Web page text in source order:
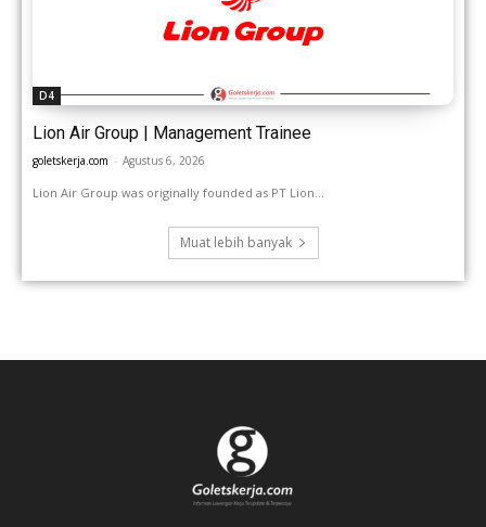
D4
Lion Air Group | Management Trainee
goletskerja.com - Agustus 6, 2026
Lion Air Group was originally founded as PT Lion...
Muat lebih banyak